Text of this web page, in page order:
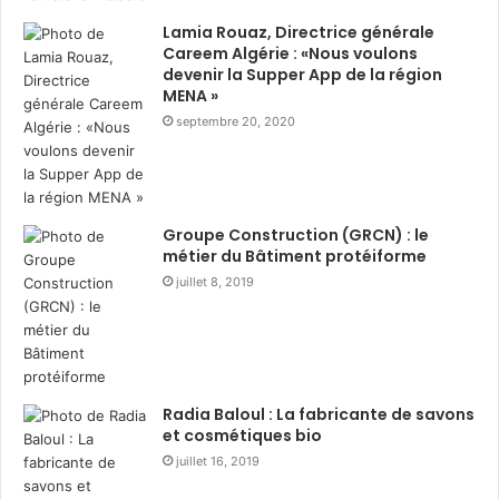
Pour la saison estivale 2025, de nombreuses équipes
ont fait confiance à l’expertise de la chaîne El Mouradi
pour organiser leur stage de préparation d’avant-
saison dans ses centres :
À El Mouradi Hammam
Bourguiba :
1-Équipe nationale tunisienne U17 : du 31mai au 02
juin 2025;
2-Équipe nationale féminine sénior tunisienne : du 09
au 16 Juin 2025;
3-Étoile Sportive du Sahel : du 7 au 18 juillet 2025;
4-Équipe nationale tunisienne (génération 2009) : du
Lamia Rouaz, Directrice générale
Careem Algérie : «Nous voulons
devenir la Supper App de la région
MENA »
septembre 20, 2020
Groupe Construction (GRCN) : le
métier du Bâtiment protéiforme
juillet 8, 2019
Radia Baloul : La fabricante de savons
et cosmétiques bio
juillet 16, 2019